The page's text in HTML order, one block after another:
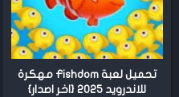
تحميل لعبة Fishdom مهكرة
للاندرويد 2025 {اخر اصدار}